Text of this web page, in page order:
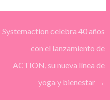
Systemaction celebra 40 años
con el lanzamiento de
ACTION, su nueva línea de
yoga y bienestar →